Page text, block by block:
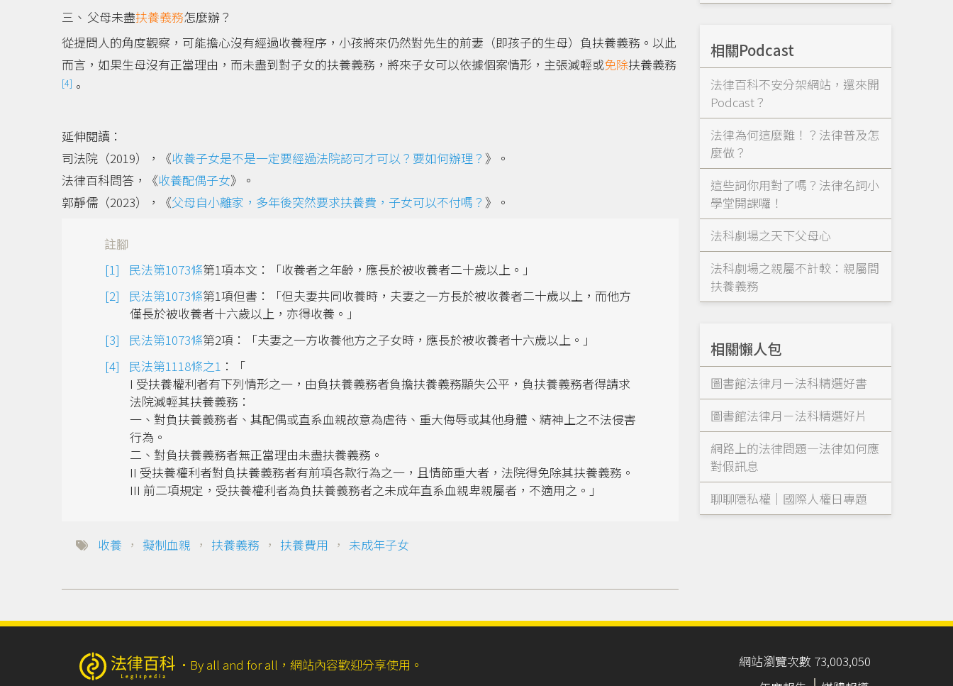
父母未盡扶養義務怎麼辦？
從提問人的角度觀察，可能擔心沒有經過收養程序，小孩將來仍然對先生的前妻（即孩子的生母）負扶養義務。以此
而言，如果生母沒有正當理由，而未盡到對子女的扶養義務，將來子女可以依據個案情形，主張減輕或免除扶養義務
[4] 。
延伸閱讀：
司法院（2019），《收養子女是不是一定要經過法院認可才可以？要如何辦理？ 》。
法律百科問答，《收養配偶子女》。
郭靜儒（2023），《父母自小離家，多年後突然要求扶養費，子女可以不付嗎？ 》。
註腳
民法第1073條第1項本文：「收養者之年齡，應長於被收養者二十歲以上。」
民法第1073條第1項但書：「但夫妻共同收養時，夫妻之一方長於被收養者二十歲以上，而他方
僅長於被收養者十六歲以上，亦得收養。」
民法第1073條第2項：「夫妻之一方收養他方之子女時，應長於被收養者十六歲以上。」
民法第1118條之1 ：「
I 受扶養權利者有下列情形之一，由負扶養義務者負擔扶養義務顯失公平，負扶養義務者得請求
法院減輕其扶養義務：
一、對負扶養義務者、其配偶或直系血親故意為虐待、重大侮辱或其他身體、精神上之不法侵害
行為。
二、對負扶養義務者無正當理由未盡扶養義務。
II 受扶養權利者對負扶養義務者有前項各款行為之一，且情節重大者，法院得免除其扶養義務。
III 前二項規定，受扶養權利者為負扶養義務者之未成年直系血親卑親屬者，不適用之。」
收養 ， 擬制血親 ， 扶養義務 ， 扶養費用 ， 未成年子女
相關Podcast
法律百科不安分架網站，還來開
Podcast？
法律為何這麼難！？法律普及怎
麼做？
這些詞你用對了嗎？法律名詞小
學堂開課囉！
法科劇場之天下父母心
法科劇場之親屬不計較：親屬間
扶養義務
相關懶人包
圖書館法律月－法科精選好書
圖書館法律月－法科精選好片
網路上的法律問題—法律如何應
對假訊息
聊聊隱私權｜國際人權日專題
‧ By all and for all，網站內容歡迎分享使用。
網站瀏覽次數 73,003,050